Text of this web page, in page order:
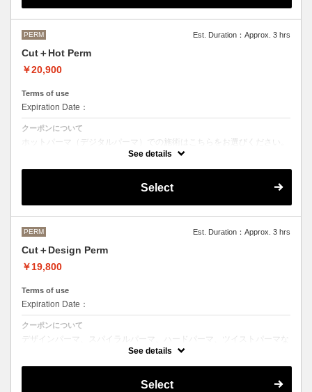
●髪の長さにより別途ロング料金を頂戴いたします。
M ¥＋1100 L¥＋1650 LL¥＋2200
PERM Est. Duration：Approx. 3 hrs
Cut＋Hot Perm
￥20,900
Terms of use
Expiration Date：
クーポンについて
ホットパーマ（デジタルパーマ）での施術はこちらをお選びください。
手数ですがお電話にてご確認くださいませ。
M ¥＋1100 L¥＋1650 LL¥＋2200
See details
Select
PERM Est. Duration：Approx. 3 hrs
Cut＋Design Perm
￥19,800
Terms of use
Expiration Date：
クーポンについて
デザインパーマ、スパイラルパーマ、ハードパーマ、ツイストパーマな
どをご希望の方はこちらのメニューをご選択ください。
●パーマはデザインによって施術時間、料金が前後する場合がございま
●髪の長さにより別途ロング料金を頂戴いたします。
See details
Select